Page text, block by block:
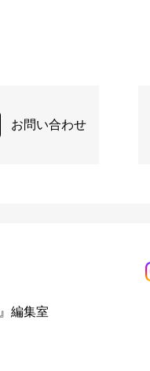
お問い合わせ
編集室